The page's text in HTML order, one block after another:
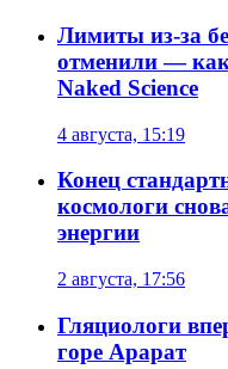
Лимиты из-за
отменили — как
Naked Science
4 августа, 15:19
Конец
космологи
энергии
2 августа, 17:56
Гляциологи
горе Арарат